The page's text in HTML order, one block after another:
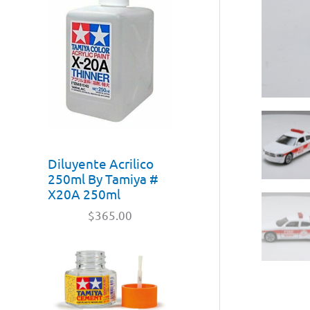
Diluyente Acrilico
250ml By Tamiya #
X20A 250ml
$365.00